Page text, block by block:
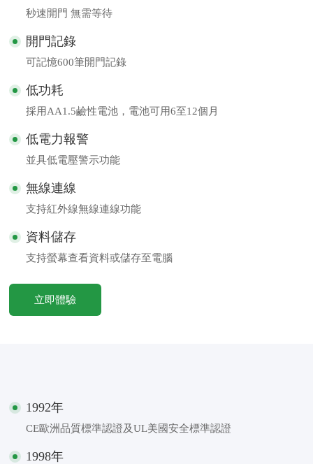
秒速開門 無需等待
開門記錄
可記憶600筆開門記錄
低功耗
採用AA1.5鹼性電池，電池可用6至12個月
低電力報警
並具低電壓警示功能
無線連線
支持紅外線無線連線功能
資料儲存
支持螢幕查看資料或儲存至電腦
立即體驗
1992年
CE歐洲品質標準認證及UL美國安全標準認證
1998年